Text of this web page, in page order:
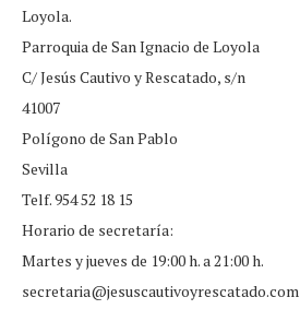
Loyola.
Parroquia de San Ignacio de Loyola
C/ Jesús Cautivo y Rescatado, s/n
41007
Polígono de San Pablo
Sevilla
Telf. 954 52 18 15
Horario de secretaría:
Martes y jueves de 19:00 h. a 21:00 h.
secretaria@jesuscautivoyrescatado.com